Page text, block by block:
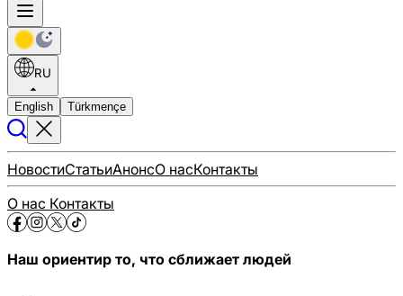
RU
English Türkmençe
НовостиСтатьиАнонсО насКонтакты
О нас Контакты
Наш ориентир то, что сближает людей